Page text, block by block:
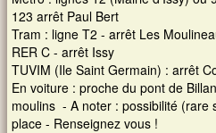
123 arrêt Paul Bert
Tram : ligne T2 - arrêt Les
RER C - arrêt Issy
TUVIM (Ile Saint Germain) : arrêt
En voiture : proche du pont de
moulins - A noter : possibilité (rare
place - Renseignez vous !